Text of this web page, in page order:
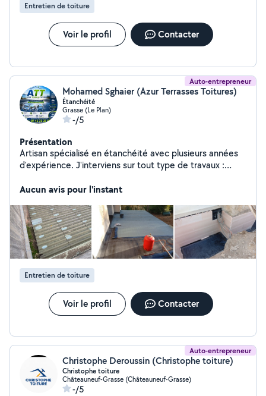
Entretien de toiture
Voir le profil Contacter
Auto-entrepreneur
Mohamed Sghaier (Azur Terrasses Toitures)
Étanchéité
Grasse (Le Plan)
-/5
Présentation
Artisan spécialisé en étanchéité avec plusieurs années
d'expérience. J'interviens sur tout type de travaux :
mur enterrés, soubassement, relever d'étanchéité,
décennale, garantie décennale sur les travaux couverts,
devis gratuit et rapide, travail soigné avec des matériaux
de qualité. La satisfaction de mes clients et ma priorité.
N'hésitez pas à me contacter pour étudier votre projet
Aucun avis pour l'instant
Entretien de toiture
Voir le profil Contacter
Auto-entrepreneur
Christophe Deroussin (Christophe toiture)
Christophe toiture
Châteauneuf-Grasse (Châteauneuf-Grasse)
-/5